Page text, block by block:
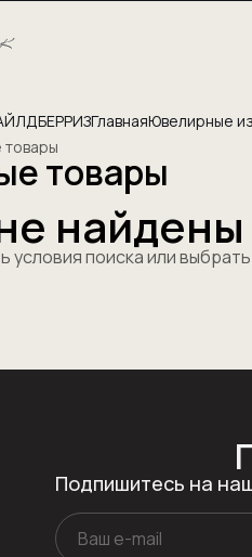
ГлавнаяЮвелирные
товары
найдены
условия поиска или
Подпишитесь на